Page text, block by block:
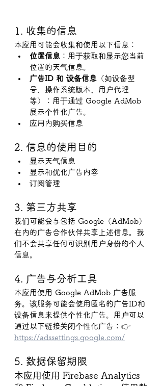
1. 收集的信息
本应用可能会收集和使用以下信息：
位置信息 ：用于获取和显示您当前
位置的天气信息。
广告ID 和 设备信息 （如设备型
号、操作系统版本、用户代理
等）：用于通过 Google AdMob
展示个性化广告。
应用内购买信息
2. 信息的使用目的
显示天气信息
显示和优化广告内容
订阅管理
3. 第三方共享
我们可能会与包括 Google（AdMob）
在内的广告合作伙伴共享上述信息。我
们不会共享任何可识别用户身份的个人
信息。
4. 广告与分析工具
本应用使用 Google AdMob 广告服
务。该服务可能会使用匿名的广告ID和
设备信息来提供个性化广告。用户可以
通过以下链接关闭个性化广告：👉
https://adssettings.google.com/
5. 数据保留期限
本应用使用 Firebase Analytics